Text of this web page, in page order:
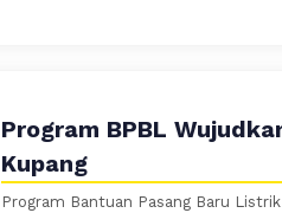
Program BPBL
Kupang
Program Bantuan Pasang Baru